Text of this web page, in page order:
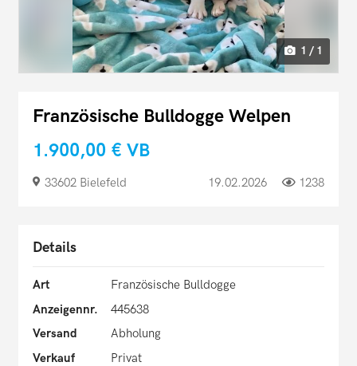
1 / 1
Französische Bulldogge Welpen
1.900,00 € VB
33602 Bielefeld 19.02.2026 1238
Details
Art
Französische Bulldogge
Anzeigennr.
445638
Versand
Abholung
Verkauf
Privat